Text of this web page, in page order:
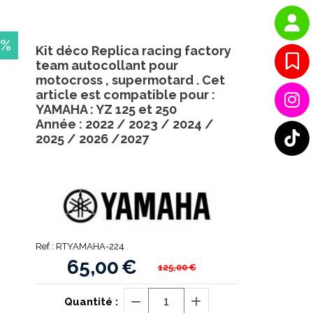
Ref : RTYAMAHA-224
65,00€ 125,00€
Quantité :
Kit déco Replica racing factory
team autocollant pour
motocross , supermotard . Cet
article est compatible pour :
YAMAHA : YZ 125 et 250
Année : 2022 / 2023 / 2024 /
2025 / 2026 /2027